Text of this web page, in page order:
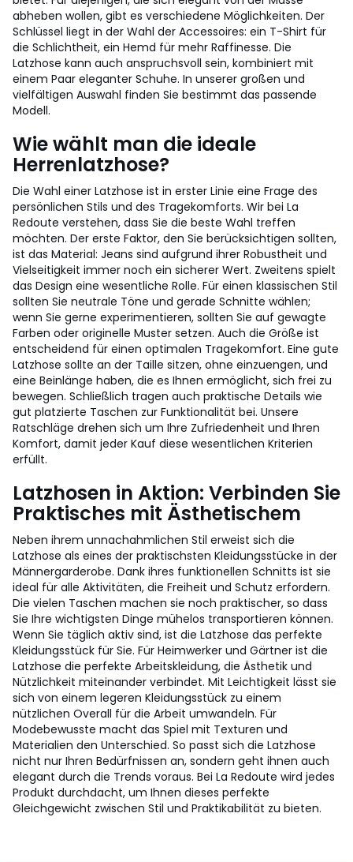
abheben wollen, gibt es verschiedene Möglichkeiten. Der
Schlüssel liegt in der Wahl der Accessoires: ein T-Shirt für
die Schlichtheit, ein Hemd für mehr Raffinesse. Die
Latzhose kann auch anspruchsvoll sein, kombiniert mit
einem Paar eleganter Schuhe. In unserer großen und
vielfältigen Auswahl finden Sie bestimmt das passende
Modell.
Wie wählt man die ideale
Herrenlatzhose?
Die Wahl einer Latzhose ist in erster Linie eine Frage des
persönlichen Stils und des Tragekomforts. Wir bei La
Redoute verstehen, dass Sie die beste Wahl treffen
möchten. Der erste Faktor, den Sie berücksichtigen sollten,
ist das Material: Jeans sind aufgrund ihrer Robustheit und
Vielseitigkeit immer noch ein sicherer Wert. Zweitens spielt
das Design eine wesentliche Rolle. Für einen klassischen Stil
sollten Sie neutrale Töne und gerade Schnitte wählen;
wenn Sie gerne experimentieren, sollten Sie auf gewagte
Farben oder originelle Muster setzen. Auch die Größe ist
entscheidend für einen optimalen Tragekomfort. Eine gute
Latzhose sollte an der Taille sitzen, ohne einzuengen, und
eine Beinlänge haben, die es Ihnen ermöglicht, sich frei zu
bewegen. Schließlich tragen auch praktische Details wie
gut platzierte Taschen zur Funktionalität bei. Unsere
Ratschläge drehen sich um Ihre Zufriedenheit und Ihren
Komfort, damit jeder Kauf diese wesentlichen Kriterien
erfüllt.
Latzhosen in Aktion: Verbinden Sie
Praktisches mit Ästhetischem
Neben ihrem unnachahmlichen Stil erweist sich die
Latzhose als eines der praktischsten Kleidungsstücke in der
Männergarderobe. Dank ihres funktionellen Schnitts ist sie
ideal für alle Aktivitäten, die Freiheit und Schutz erfordern.
Die vielen Taschen machen sie noch praktischer, so dass
Sie Ihre wichtigsten Dinge mühelos transportieren können.
Wenn Sie täglich aktiv sind, ist die Latzhose das perfekte
Kleidungsstück für Sie. Für Heimwerker und Gärtner ist die
Latzhose die perfekte Arbeitskleidung, die Ästhetik und
Nützlichkeit miteinander verbindet. Mit Leichtigkeit lässt sie
sich von einem legeren Kleidungsstück zu einem
nützlichen Overall für die Arbeit umwandeln. Für
Modebewusste macht das Spiel mit Texturen und
Materialien den Unterschied. So passt sich die Latzhose
nicht nur Ihren Bedürfnissen an, sondern geht ihnen auch
elegant durch die Trends voraus. Bei La Redoute wird jedes
Produkt durchdacht, um Ihnen dieses perfekte
Gleichgewicht zwischen Stil und Praktikabilität zu bieten.